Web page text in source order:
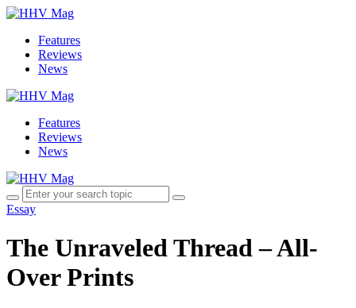
Features
Reviews
News
Features
Reviews
News
Essay
The Unraveled Thread – All-
Over Prints